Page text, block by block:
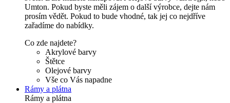
Umton. Pokud byste měli zájem o další výrobce, dejte nám
prosím vědět. Pokud to bude vhodné, tak jej co nejdříve
zařadíme do nabídky.
Co zde najdete?
Akrylové barvy
Štětce
Olejové barvy
Vše co Vás napadne
Rámy a plátna
Rámy a plátna